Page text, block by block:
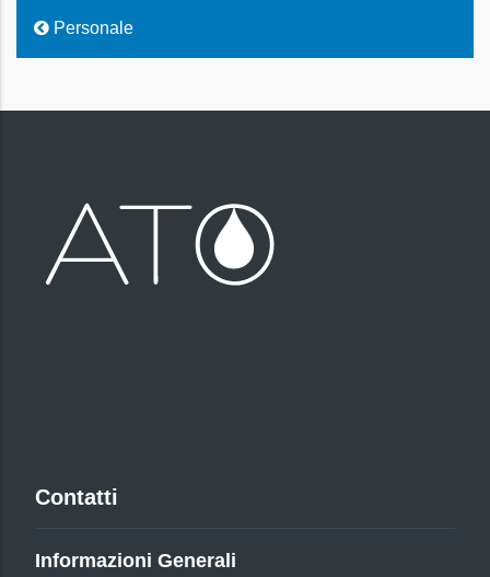
Personale
Contatti
Informazioni Generali